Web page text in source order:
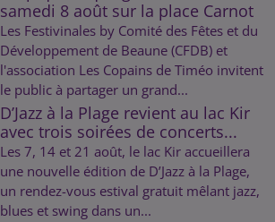
samedi 8 août sur la place Carnot
Les Festivinales by Comité des Fêtes et du
Développement de Beaune (CFDB) et
l'association Les Copains de Timéo invitent
le public à partager un grand...
D’Jazz à la Plage revient au lac Kir
avec trois soirées de concerts...
Les 7, 14 et 21 août, le lac Kir accueillera
une nouvelle édition de D’Jazz à la Plage,
un rendez-vous estival gratuit mêlant jazz,
blues et swing dans un...